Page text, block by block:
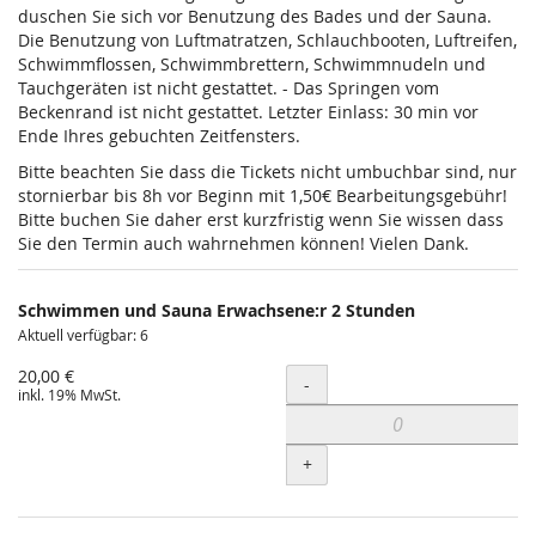
duschen Sie sich vor Benutzung des Bades und der Sauna.
Die Benutzung von Luftmatratzen, Schlauchbooten, Luftreifen,
Schwimmflossen, Schwimmbrettern, Schwimmnudeln und
Tauchgeräten ist nicht gestattet. - Das Springen vom
Beckenrand ist nicht gestattet. Letzter Einlass: 30 min vor
Ende Ihres gebuchten Zeitfensters.
Bitte beachten Sie dass die Tickets nicht umbuchbar sind, nur
stornierbar bis 8h vor Beginn mit 1,50€ Bearbeitungsgebühr!
Bitte buchen Sie daher erst kurzfristig wenn Sie wissen dass
Sie den Termin auch wahrnehmen können! Vielen Dank.
Schwimmen und Sauna Erwachsene:r 2 Stunden
Aktuell verfügbar: 6
20,00 €
inkl. 19% MwSt. Menge
-
+